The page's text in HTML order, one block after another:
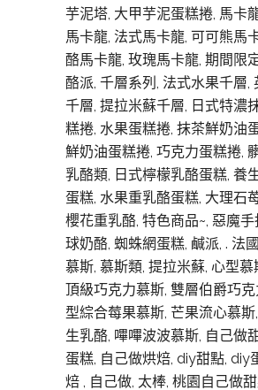
芋泥塔, 大甲芋泥蛋糕捲, 馬卡
馬卡龍, 法式馬卡龍, 可可熊馬
酪馬卡龍, 玫瑰馬卡龍, 期間限
酪派, 千層系列, 法式水果千層,
千層, 提拉米蘇千層, 日式特濃
糕捲, 水果蛋糕捲, 抹茶鮮奶油
鮮奶油蛋糕捲, 巧克力蛋糕捲,
乳酪類, 日式檸檬乳酪蛋糕, 養
蛋糕, 水果重乳酪蛋糕, 大理石
櫻花重乳酪, 特色商品~, 惡魔手
球奶酪, 蜘蛛網蛋糕, 鹹派, . 法
慕斯, 慕斯類, 提拉米蘇, 心型慕
頂級巧克力慕斯, 雙層伯爵巧
型綜合莓果慕斯, 芒果流心慕
生乳酪, 嗶嗶波波慕斯, 自己做
蛋糕, 自己做烘焙, diy甜點, diy
焙 , 自己做, 太棒, 桃園自己做